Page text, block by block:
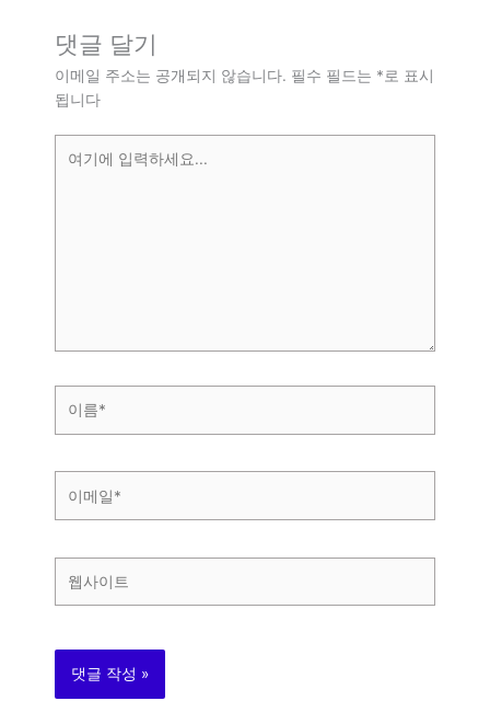
댓글 달기
이메일 주소는 공개되지 않습니다. 필수 필드는 *로 표시
됩니다
*